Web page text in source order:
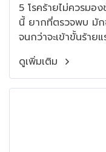
5 โรคร้ายไม่ควรมอ
นี้ ยากที่ตรวจพบ มัก
จนกว่าจะเข้าขั้นร้าย
ดูเพิ่มเติม